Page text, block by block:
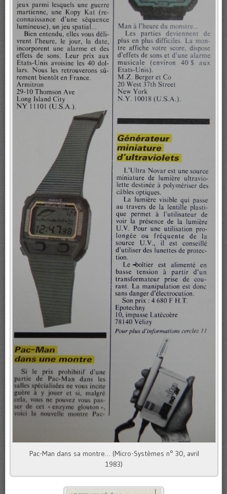
Pac-Man dans sa montre… (Micro-Systèmes n° 30, avril
1983)